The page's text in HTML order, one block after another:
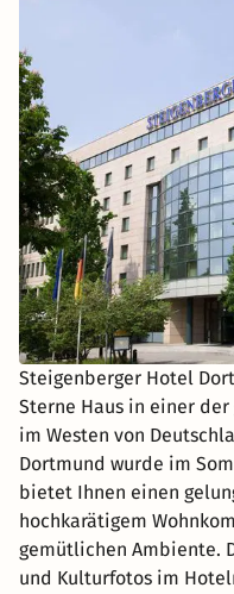
Steigenberger Hotel
Sterne Haus in einer
im Westen von
Dortmund wurde im
bietet Ihnen einen
hochkarätigem
gemütlichen Ambiente.
und Kulturfotos im